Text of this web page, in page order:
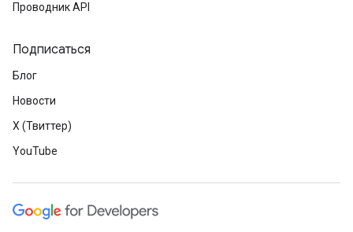
Проводник API
Подписаться
Блог
Новости
X (Твиттер)
YouTube